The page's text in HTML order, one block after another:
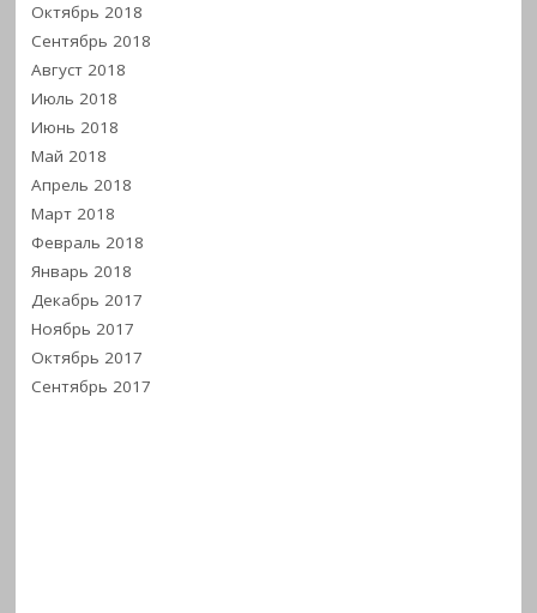
Октябрь 2018
Сентябрь 2018
Август 2018
Июль 2018
Июнь 2018
Май 2018
Апрель 2018
Март 2018
Февраль 2018
Январь 2018
Декабрь 2017
Ноябрь 2017
Октябрь 2017
Сентябрь 2017